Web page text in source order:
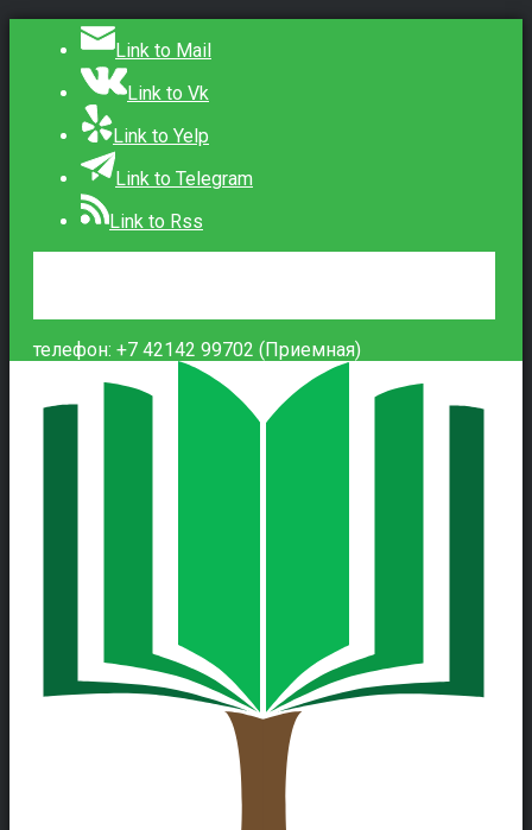
Link to Mail
Link to Vk
Link to Yelp
Link to Telegram
Link to Rss
телефон: +7 42142 99702 (Приемная)